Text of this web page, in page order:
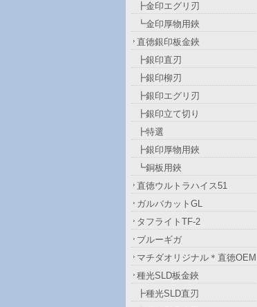
┣金印エグリ刃
┗金印厚物用鋏
直徳銀印板金鋏
┣銀印直刃
┣銀印柳刃
┣銀印エグリ刃
┣銀印立て切り
┣特選
┣銀印厚物用鋏
┗銅板用鋏
直徳ウルトラハイス51
ガルバカットGL
タフライトTF-2
ブルーギガ
マチダオリジナル＊直徳OEM
種光SLD板金鋏
┣種光SLD直刃